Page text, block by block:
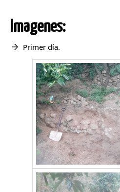
Imagenes:
Primer día.